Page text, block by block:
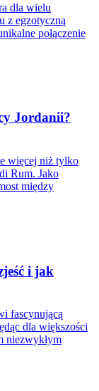
dla wielu
z egzotyczną
połączenie
Jordanii?
więcej niż tylko
Rum. Jako
między
i jak
fascynującą
dla większości
niezwykłym